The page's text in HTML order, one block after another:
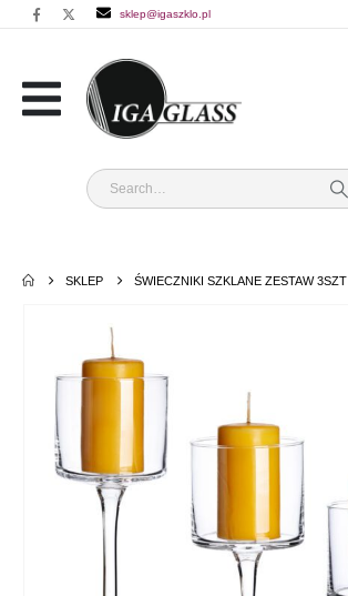
sklep@igaszklo.pl
SKLEP ŚWIECZNIKI SZKLANE ZESTAW 3SZT